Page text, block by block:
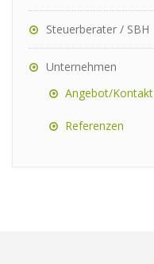
Steuerberater / SBH
Unternehmen
Angebot/Kontakt
Referenzen